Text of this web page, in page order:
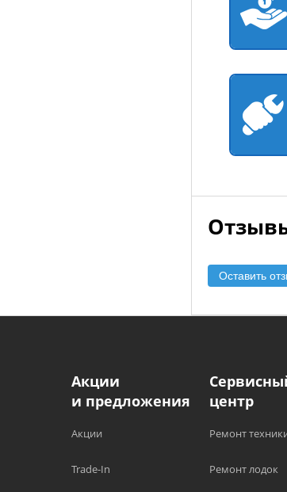
Оставить
Акции
и предложения
Акции
Trade-In
центр
Ремонт
Ремонт лодок